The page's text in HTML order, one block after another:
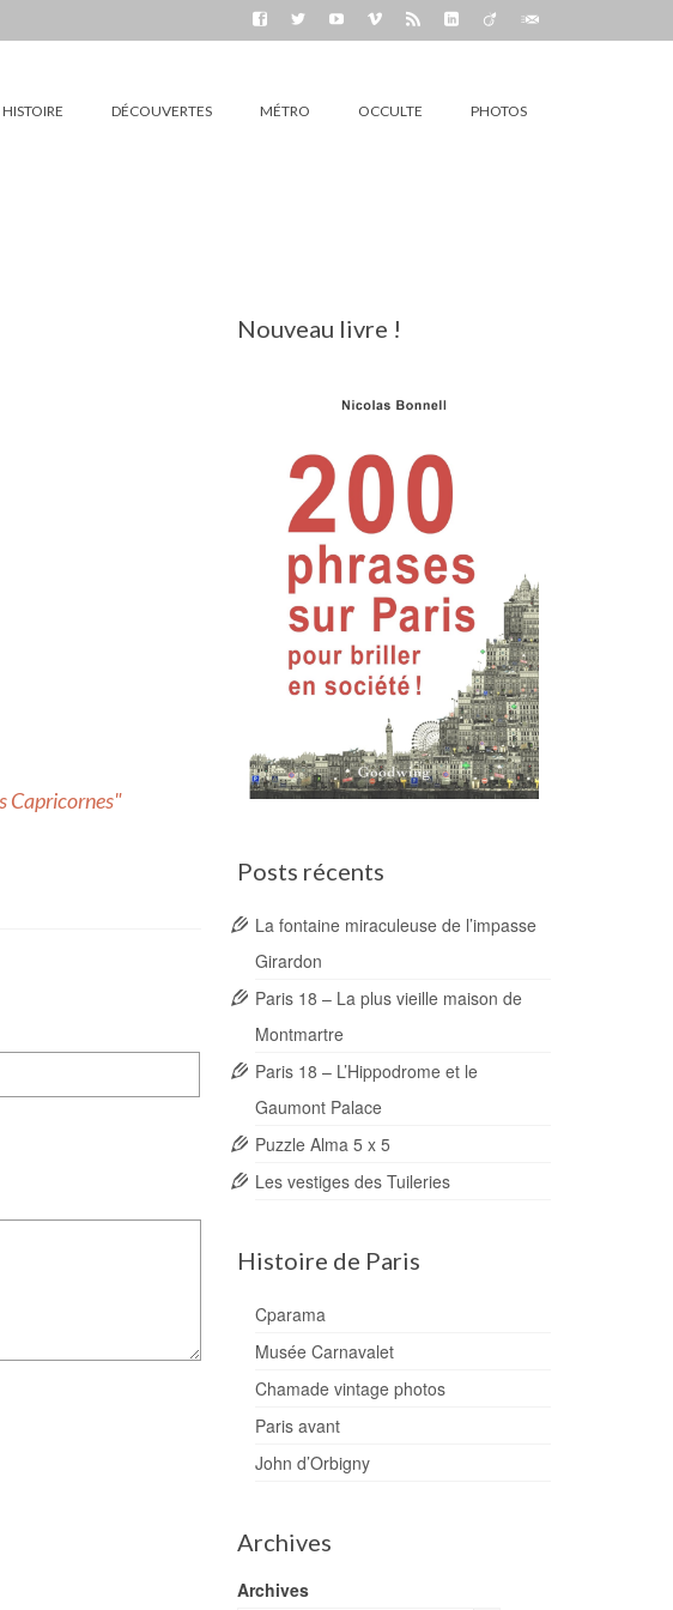
HISTOIRE DÉCOUVERTES MÉTRO OCCULTE PHOTOS
Capricornes"
Nouveau livre !
Posts récents
La fontaine miraculeuse de l’impasse
Girardon
Paris 18 – La plus vieille maison de
Montmartre
Paris 18 – L’Hippodrome et le
Gaumont Palace
Puzzle Alma 5 x 5
Les vestiges des Tuileries
Histoire de Paris
Cparama
Musée Carnavalet
Chamade vintage photos
Paris avant
John d’Orbigny
Archives
Archives